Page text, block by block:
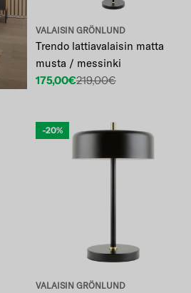
VALAISIN GRÖNLUND
Trendo lattiavalaisin matta
musta / messinki
Etuhinta
175,00€
Normaalihinta
219,00€
-20%
VALAISIN GRÖNLUND